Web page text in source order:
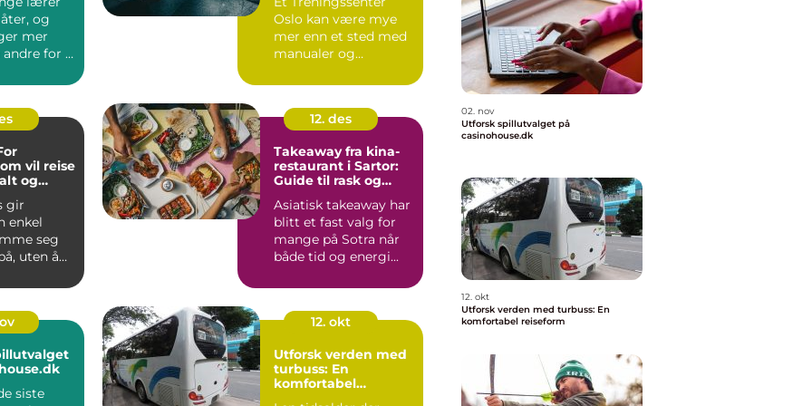
og
mer
for å
Oslo kan være mye
mer enn et sted med
manualer og
mange handler e...
vil reise
og
gir
enkel
seg
uten å
12. des
Takeaway fra kina-
restaurant i Sartor:
Guide til rask og
mat
Asiatisk takeaway har
blitt et fast valg for
mange på Sotra når
både tid og energi...
siste
12. okt
Utforsk verden med
turbuss: En
komfortabel
02. nov
Utforsk spillutvalget på
casinohouse.dk
12. okt
Utforsk verden med turbuss: En
komfortabel reiseform